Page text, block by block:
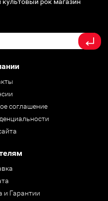
рок магазин
соглашение
и Гарантии